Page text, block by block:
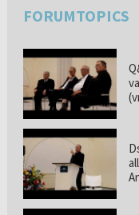
FORUMTOPICS